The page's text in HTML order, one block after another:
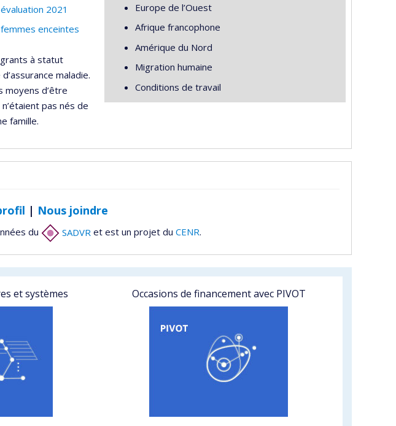
2021
enceintes
à statut
maladie.
moyens d’être
pas nés de
famille.
Europe de l’Ouest
Afrique francophone
Amérique du Nord
Migration humaine
Conditions de travail
| Nous joindre
du SADVR et est un projet du CENR.
et systèmes Occasions de financement avec PIVOT